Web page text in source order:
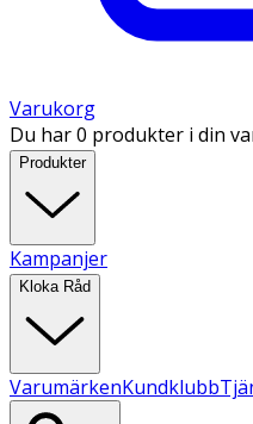
Varukorg
Du har 0 produkter i din
Produkter
Kampanjer
Kloka Råd
VarumärkenKundklubb